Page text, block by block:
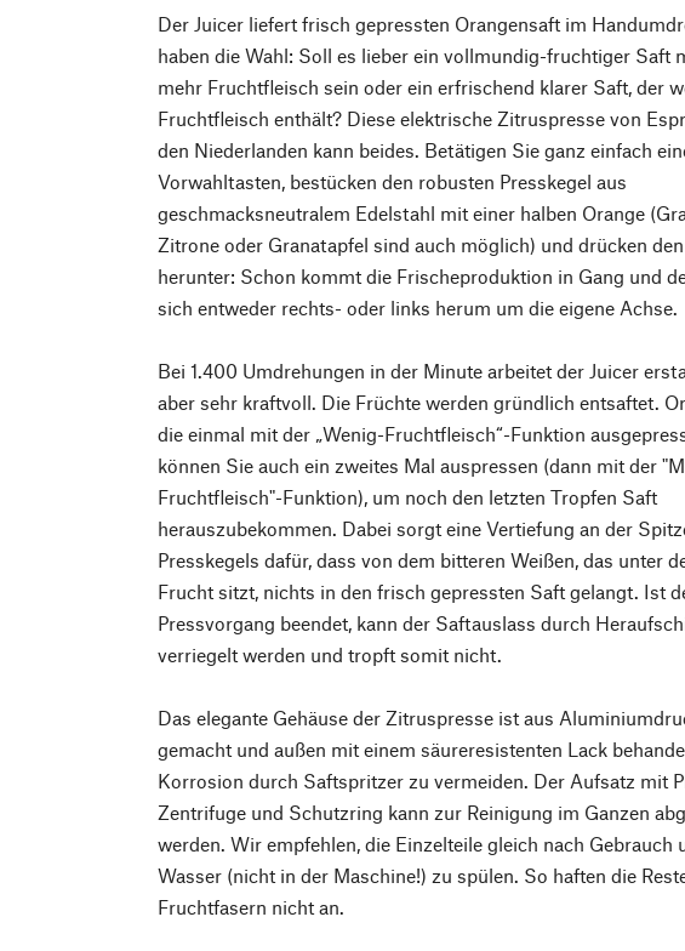
Der Juicer liefert frisch gepressten Orangensaft im
haben die Wahl: Soll es lieber ein vollmundig-fruchtiger Saft
mehr Fruchtfleisch sein oder ein erfrischend klarer Saft, der
Fruchtfleisch enthält? Diese elektrische Zitruspresse von
den Niederlanden kann beides. Betätigen Sie ganz einfach
Vorwahltasten, bestücken den robusten Presskegel aus
geschmacksneutralem Edelstahl mit einer halben Orange
Zitrone oder Granatapfel sind auch möglich) und drücken
herunter: Schon kommt die Frischeproduktion in Gang und
sich entweder rechts- oder links herum um die eigene Achse.
Bei 1.400 Umdrehungen in der Minute arbeitet der Juicer
aber sehr kraftvoll. Die Früchte werden gründlich entsaftet.
die einmal mit der „Wenig-Fruchtfleisch“-Funktion
können Sie auch ein zweites Mal auspressen (dann mit der
Fruchtfleisch"-Funktion), um noch den letzten Tropfen Saft
herauszubekommen. Dabei sorgt eine Vertiefung an der
Presskegels dafür, dass von dem bitteren Weißen, das unter
Frucht sitzt, nichts in den frisch gepressten Saft gelangt. Ist
Pressvorgang beendet, kann der Saftauslass durch
verriegelt werden und tropft somit nicht.
Das elegante Gehäuse der Zitruspresse ist aus
gemacht und außen mit einem säureresistenten Lack
Korrosion durch Saftspritzer zu vermeiden. Der Aufsatz mit
Zentrifuge und Schutzring kann zur Reinigung im Ganzen
werden. Wir empfehlen, die Einzelteile gleich nach Gebrauch
Wasser (nicht in der Maschine!) zu spülen. So haften die
Fruchtfasern nicht an.